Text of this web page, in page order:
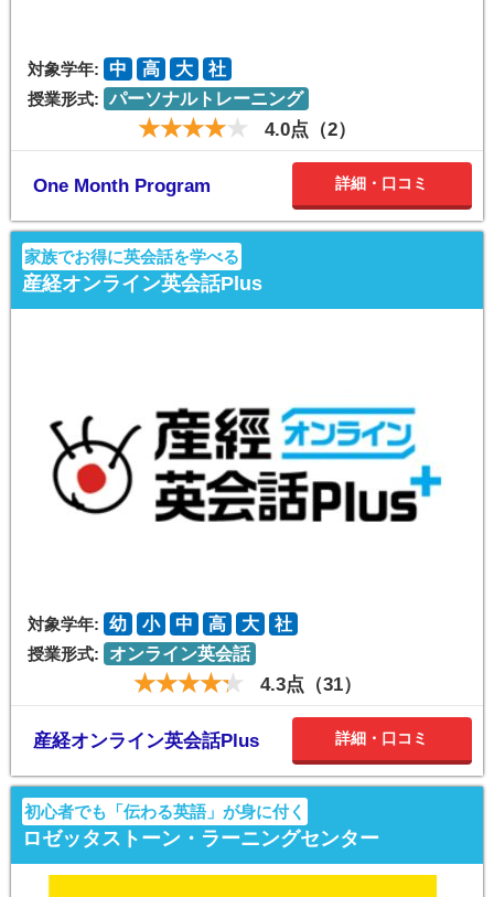
対象学年: 中 高 大
社
授業形式: パーソナルトレーニング
4.0点（2）
One Month Program 詳細・口コミ
家族でお得に英会話を学べる
産経オンライン英会話Plus
対象学年: 幼 小 中 高 大
社
授業形式:
オンライン英会話
4.3点（31）
産経オンライン英会話Plus 詳細・口コミ
初心者でも「伝わる英語」が身に付く
ロゼッタストーン・ラーニングセンター